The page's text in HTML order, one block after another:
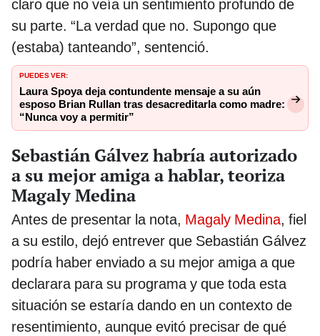
claro que no veía un sentimiento profundo de
su parte. “La verdad que no. Supongo que
(estaba) tanteando”, sentenció.
PUEDES VER:
Laura Spoya deja contundente mensaje a su aún
esposo Brian Rullan tras desacreditarla como madre:
“Nunca voy a permitir”
Sebastián Gálvez habría autorizado
a su mejor amiga a hablar, teoriza
Magaly Medina
Antes de presentar la nota, Magaly Medina, fiel
a su estilo, dejó entrever que Sebastián Gálvez
podría haber enviado a su mejor amiga a que
declarara para su programa y que toda esta
situación se estaría dando en un contexto de
resentimiento, aunque evitó precisar de qué